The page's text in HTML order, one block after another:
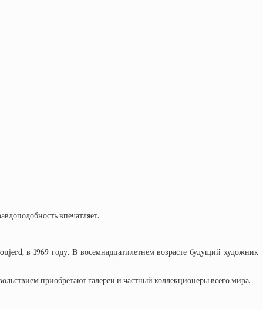
впечатляет.
в 1969 году. В восемнадцатилетнем возрасте будущий художник
приобретают галереи и частный коллекционеры всего мира.